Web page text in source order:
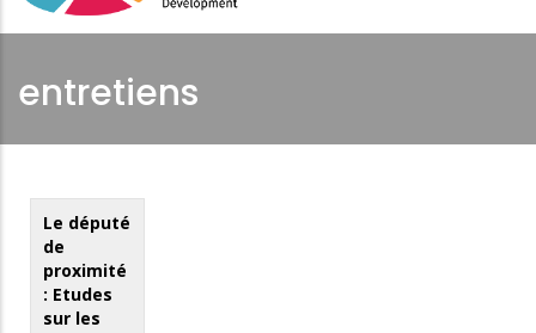
entretiens
Le député
de
proximité
: Etudes
sur les